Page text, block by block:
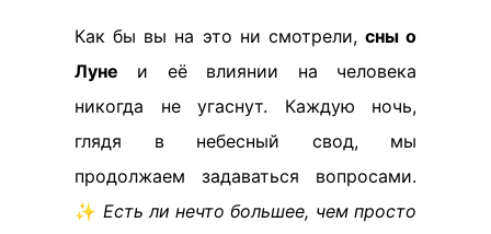
Как бы вы на это ни смотрели, сны о
Луне и её влиянии на человека
никогда не угаснут. Каждую ночь,
глядя в небесный свод, мы
продолжаем задаваться вопросами.
✨ Есть ли нечто большее, чем просто